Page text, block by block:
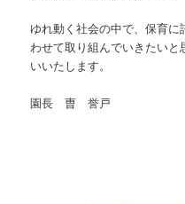
ゆれ動く社会の中で、保育
わせて取り組んでいきたい
いいたします。
園長 曺 誉戸